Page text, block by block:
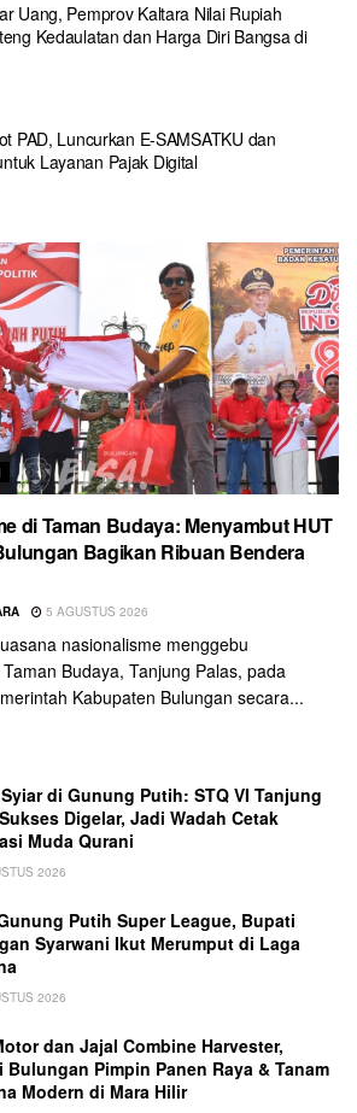
Uang, Pemprov Kaltara Nilai Rupiah
Kedaulatan dan Harga Diri Bangsa di
PAD, Luncurkan E-SAMSATKU dan
Layanan Pajak Digital
di Taman Budaya: Menyambut HUT
Bagikan Ribuan Bendera
5 AGUSTUS 2026
nasionalisme menggebu
Budaya, Tanjung Palas, pada
Kabupaten Bulungan secara...
di Gunung Putih: STQ VI Tanjung
Digelar, Jadi Wadah Cetak
Muda Qurani
2026
Putih Super League, Bupati
Syarwani Ikut Merumput di Laga
2026
dan Jajal Combine Harvester,
Bulungan Pimpin Panen Raya & Tanam
Modern di Mara Hilir